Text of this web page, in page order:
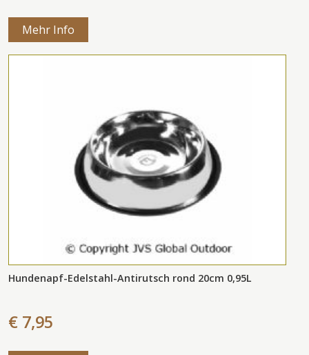
Mehr Info
Hundenapf-Edelstahl-Antirutsch rond 20cm 0,95L
€ 7,95